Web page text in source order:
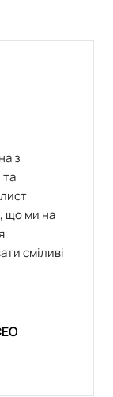
з
та
що ми на
сміливі